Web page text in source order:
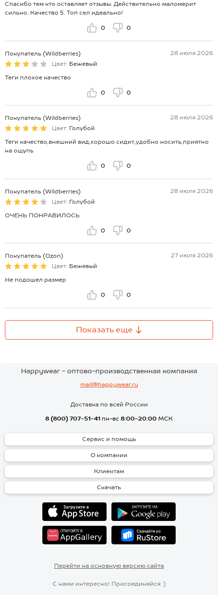
Спасибо тем кто оставляет отзывы. Действительно маломерит
сильно. Качество 5. Топ сел идеально!
0 0
Покупатель (Wildberries)
28 июля 2026
Цвет: Бежевый
Теги плохое качество
0 0
Покупатель (Wildberries)
28 июля 2026
Цвет: Голубой
Теги качество,внешний вид,хорошо сидит,удобно носить,приятно
на ощупь
0 0
Покупатель (Wildberries)
28 июля 2026
Цвет: Голубой
ОЧЕНЬ ПОНРАВИЛОСЬ
0 0
Покупатель (Ozon)
27 июля 2026
Цвет: Бежевый
Не подошел размер
0 0
Показать еще
Happywear - оптово-производственная компания
mail@happywear.ru
Доставка по всей России
8 (800) 707-51-41 пн-вс 8:00-20:00 МСК
Сервис и помощь
О компании
Клиентам
Скачать
Перейти на основную версию сайта
С нами интересно! Присоединяйся :)